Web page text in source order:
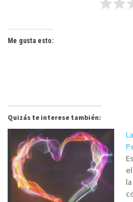
Me gusta esto:
Quizás te interese también: